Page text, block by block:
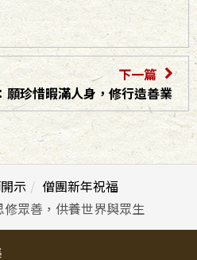
下一篇
願珍惜暇滿人身，修行造善業
示
僧團新年祝福
眾善，供養世界與眾生